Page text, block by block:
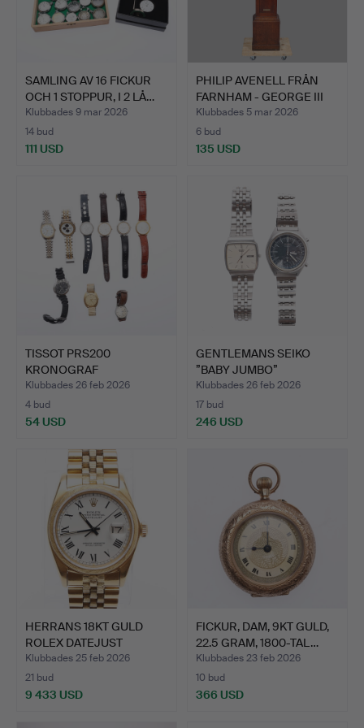
SAMLING AV 16 FICKUR
OCH 1 STOPPUR, I 2 LÅ…
Klubbades 9 mar 2026
14 bud
111 USD
PHILIP AVENELL FRÅN
FARNHAM - GEORGE III
3…
Klubbades 5 mar 2026
6 bud
135 USD
TISSOT PRS200
KRONOGRAF
ARMBANDSUR OCH AND…
Klubbades 26 feb 2026
4 bud
54 USD
GENTLEMANS SEIKO
”BABY JUMBO”
KRONOGRAFARM…
Klubbades 26 feb 2026
17 bud
246 USD
HERRANS 18KT GULD
ROLEX DATEJUST
ARMBANDSU…
Klubbades 25 feb 2026
21 bud
9 433 USD
FICKUR, DAM, 9KT GULD,
22.5 GRAM, 1800-TAL…
Klubbades 23 feb 2026
10 bud
366 USD